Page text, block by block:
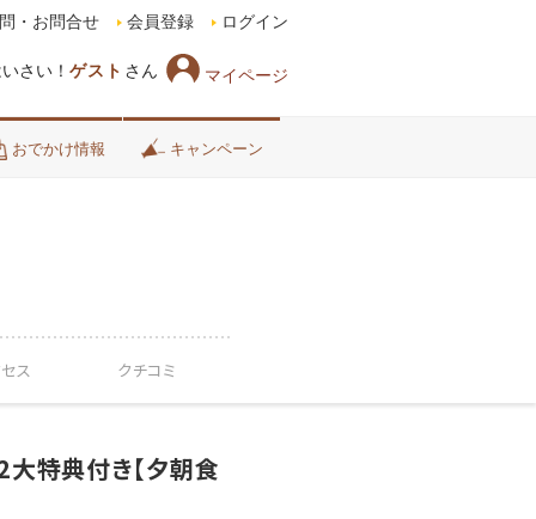
さい！ ゲスト さん マイページ
・お問合せ 会員登録 ログイン
おでかけ情報 キャンペーン
ス クチコミ
大特典付き【夕朝食